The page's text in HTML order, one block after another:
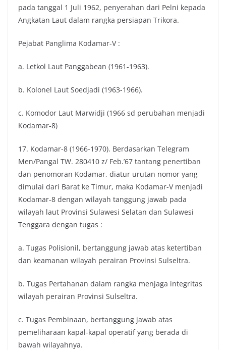
pada tanggal 1 Juli 1962, penyerahan dari Pelni kepada
Angkatan Laut dalam rangka persiapan Trikora.
Pejabat Panglima Kodamar-V :
a. Letkol Laut Panggabean (1961-1963).
b. Kolonel Laut Soedjadi (1963-1966).
c. Komodor Laut Marwidji (1966 sd perubahan menjadi
Kodamar-8)
17. Kodamar-8 (1966-1970). Berdasarkan Telegram
Men/Pangal TW. 280410 z/ Feb.’67 tantang penertiban
dan penomoran Kodamar, diatur urutan nomor yang
dimulai dari Barat ke Timur, maka Kodamar-V menjadi
Kodamar-8 dengan wilayah tanggung jawab pada
wilayah laut Provinsi Sulawesi Selatan dan Sulawesi
Tenggara dengan tugas :
a. Tugas Polisionil, bertanggung jawab atas ketertiban
dan keamanan wilayah perairan Provinsi Sulseltra.
b. Tugas Pertahanan dalam rangka menjaga integritas
wilayah perairan Provinsi Sulseltra.
c. Tugas Pembinaan, bertanggung jawab atas
pemeliharaan kapal-kapal operatif yang berada di
bawah wilayahnya.